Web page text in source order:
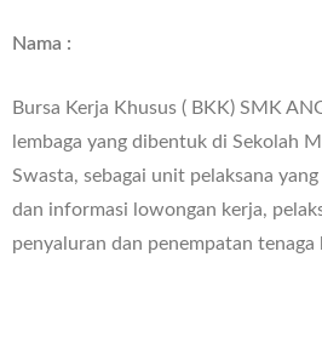
Nama :
Bursa Kerja Khusus ( BKK) SMK
lembaga yang dibentuk di Sekolah
Swasta, sebagai unit pelaksana
dan informasi lowongan kerja,
penyaluran dan penempatan tenaga